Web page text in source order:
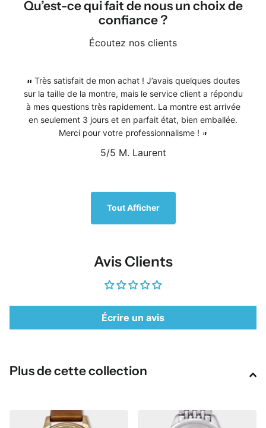
Qu’est-ce qui fait de nous un choix de
confiance ?
Écoutez nos clients
Très satisfait de mon achat ! J’avais quelques doutes
sur la taille de la montre, mais le service client a répondu
à mes questions très rapidement. La montre est arrivée
en seulement 3 jours et en parfait état, bien emballée.
Merci pour votre professionnalisme !
5/5 M. Laurent
Tout Afficher
Avis Clients
Écrire un avis
Plus de cette collection